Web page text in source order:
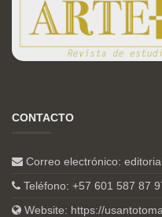
CONTACTO
Correo electrónico:
Teléfono: +57 601 587 87
Website: https://